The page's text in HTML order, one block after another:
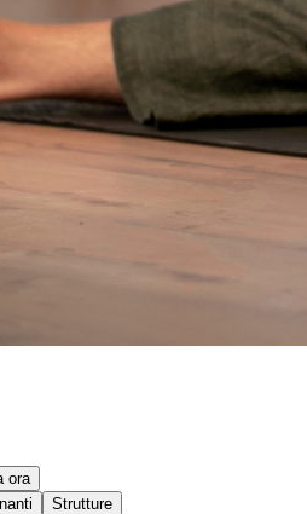
ora
Strutture